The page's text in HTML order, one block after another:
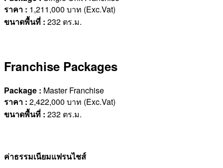
ราคา : 1,211,000 บาท (Exc.Vat)
ขนาดพื้นที่ : 232 ตร.ม.
Franchise Packages
Package : Master Franchise
ราคา : 2,422,000 บาท (Exc.Vat)
ขนาดพื้นที่ : 232 ตร.ม.
ค่าธรรมเนียมแฟรนไชส์